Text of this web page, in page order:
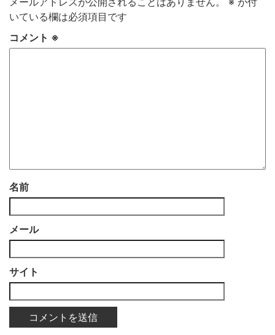
いている欄は必須項目です
コメント ※
名前
メール
サイト